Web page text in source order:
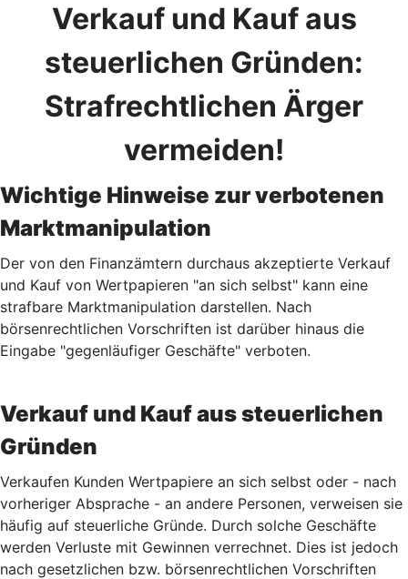
Verkauf und Kauf aus
steuerlichen Gründen:
Strafrechtlichen Ärger
vermeiden!
Wichtige Hinweise zur verbotenen
Marktmanipulation
Der von den Finanzämtern durchaus akzeptierte Verkauf
und Kauf von Wertpapieren "an sich selbst" kann eine
strafbare Marktmanipulation darstellen. Nach
börsenrechtlichen Vorschriften ist darüber hinaus die
Eingabe "gegenläufiger Geschäfte" verboten.
Verkauf und Kauf aus steuerlichen
Gründen
Verkaufen Kunden Wertpapiere an sich selbst oder - nach
vorheriger Absprache - an andere Personen, verweisen sie
häufig auf steuerliche Gründe. Durch solche Geschäfte
werden Verluste mit Gewinnen verrechnet. Dies ist jedoch
nach gesetzlichen bzw. börsenrechtlichen Vorschriften